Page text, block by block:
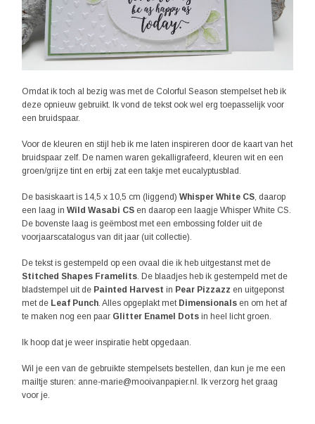
Omdat ik toch al bezig was met de Colorful Season stempelset heb ik
deze opnieuw gebruikt. Ik vond de tekst ook wel erg toepasselijk voor
een bruidspaar.
Voor de kleuren en stijl heb ik me laten inspireren door de kaart van het
bruidspaar zelf. De namen waren gekalligrafeerd, kleuren wit en een
groen/grijze tint en erbij zat een takje met eucalyptusblad.
De basiskaart is 14,5 x 10,5 cm (liggend)Whisper White CS, daarop
een laag inWild Wasabi CS en daarop een laagje Whisper White CS.
De bovenste laag is geëmbost met een embossing folder uit de
voorjaarscatalogus van dit jaar (uit collectie).
De tekst is gestempeld op een ovaal die ik heb uitgestanst met de
Stitched Shapes Framelits. De blaadjes heb ik gestempeld met de
bladstempel uit de Painted Harvest in Pear Pizzazz en uitgeponst
met de Leaf Punch. Alles opgeplakt met Dimensionals en om het af
te maken nog een paar Glitter Enamel Dots in heel licht groen.
Ik hoop dat je weer inspiratie hebt opgedaan.
Wil je een van de gebruikte stempelsets bestellen, dan kun je me een
mailtje sturen: anne-marie@mooivanpapier.nl. Ik verzorg het graag
voor je.